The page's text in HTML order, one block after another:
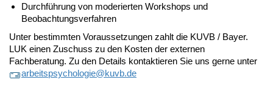
Durchführung von moderierten Workshops und
Beobachtungsverfahren
Unter bestimmten Voraussetzungen zahlt die KUVB / Bayer.
LUK einen Zuschuss zu den Kosten der externen
Fachberatung. Zu den Details kontaktieren Sie uns gerne unter
arbeitspsychologie@kuvb.de